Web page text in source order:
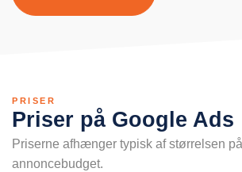
PRISER
Priser på Google Ads
Priserne afhænger typisk af størrelsen
annoncebudget.